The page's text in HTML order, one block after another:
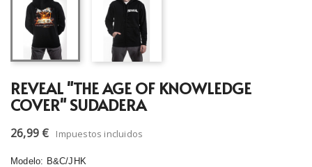
REVEAL "THE AGE OF KNOWLEDGE
COVER" SUDADERA
26,99 € Impuestos incluidos
Modelo: B&C/JHK